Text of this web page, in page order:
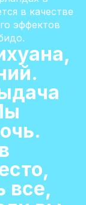
в качестве
эффектов
все,